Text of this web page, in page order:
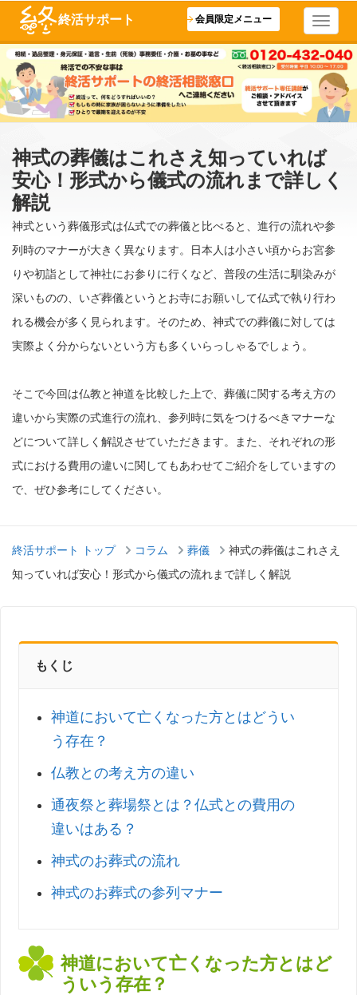
終活サポート 会員限定メニュー
神式の葬儀はこれさえ知っていれば
安心！形式から儀式の流れまで詳しく
解説
神式という葬儀形式は仏式での葬儀と比べると、進行の流れや参
列時のマナーが大きく異なります。日本人は小さい頃からお宮参
りや初詣として神社にお参りに行くなど、普段の生活に馴染みが
深いものの、いざ葬儀というとお寺にお願いして仏式で執り行わ
れる機会が多く見られます。そのため、神式での葬儀に対しては
実際よく分からないという方も多くいらっしゃるでしょう。
そこで今回は仏教と神道を比較した上で、葬儀に関する考え方の
違いから実際の式進行の流れ、参列時に気をつけるべきマナーな
どについて詳しく解説させていただきます。また、それぞれの形
式における費用の違いに関してもあわせてご紹介をしていますの
で、ぜひ参考にしてください。
終活サポート トップ コラム 葬儀
神式の葬儀はこれさえ
知っていれば安心！形式から儀式の流れまで詳しく解説
もくじ
神道において亡くなった方とはどうい
う存在？
仏教との考え方の違い
通夜祭と葬場祭とは？仏式との費用の
違いはある？
神式のお葬式の流れ
神式のお葬式の参列マナー
神道において亡くなった方とはど
ういう存在？